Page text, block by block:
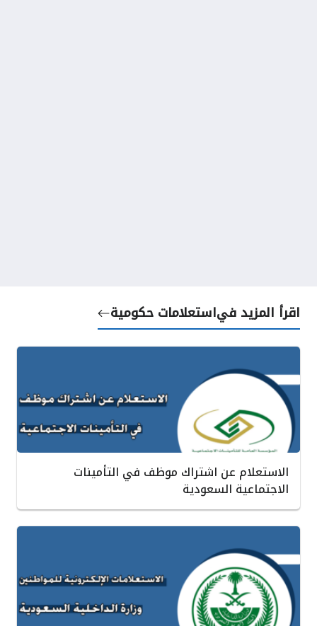
اقرأ المزيد فياستعلامات حكومية
الاستعلام عن اشتراك موظف في التأمينات
الاجتماعية السعودية